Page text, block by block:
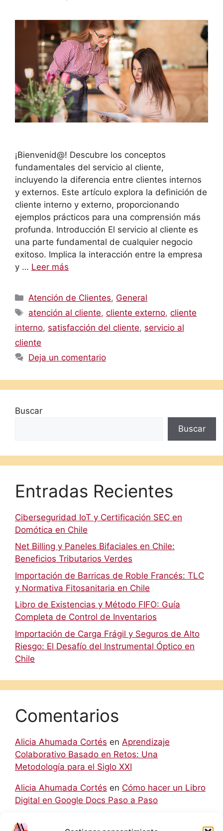
¡Bienvenid@! Descubre los conceptos
fundamentales del servicio al cliente,
incluyendo la diferencia entre clientes internos
y externos. Este artículo explora la definición de
cliente interno y externo, proporcionando
ejemplos prácticos para una comprensión más
profunda. Introducción El servicio al cliente es
una parte fundamental de cualquier negocio
exitoso. Implica la interacción entre la empresa
y … Leer más
Categorías
Atención de Clientes, General
Etiquetas
atención al cliente,cliente externo,cliente
interno, satisfacción del cliente, servicio al
cliente
Deja un comentario
Buscar
Buscar
Entradas Recientes
Ciberseguridad IoT y Certificación SEC en
Domótica en Chile
Net Billing y Paneles Bifaciales en Chile:
Beneficios Tributarios Verdes
Importación de Barricas de Roble Francés: TLC
y Normativa Fitosanitaria en Chile
Libro de Existencias y Método FIFO: Guía
Completa de Control de Inventarios
Importación de Carga Frágil y Seguros de Alto
Riesgo: El Desafío del Instrumental Óptico en
Chile
Comentarios
Alicia Ahumada Cortés en Aprendizaje
Colaborativo Basado en Retos: Una
Metodología para el Siglo XXI
Alicia Ahumada Cortés en Cómo hacer un Libro
Digital en Google Docs Paso a Paso
hello world